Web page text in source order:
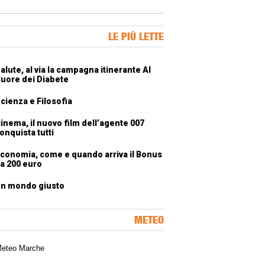
LE PIÙ LETTE
al via la campagna itinerante Al
dei Diabete
e Filosofia
il nuovo film dell’agente 007
tutti
come e quando arriva il Bonus
200 euro
mondo giusto
METEO
meteorologica delle Marche